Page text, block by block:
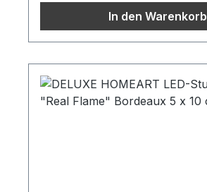
In den Warenkorb